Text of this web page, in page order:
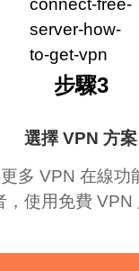
選擇 VPN 方案
多 VPN 在線功
，使用免費 VPN
步驟3